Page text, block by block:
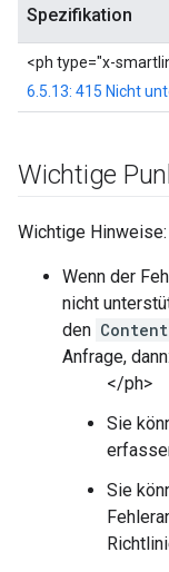
Spezifikation
<ph type="x-
6.5.13: 415 Nicht
Wichtige
Wichtige Hinweise:
Wenn der
nicht
den
Anfrage,
</ph>
Sie
Sie